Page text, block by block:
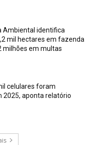
Ambiental identifica
mil hectares em fazenda
milhões em multas
celulares foram
2025, aponta relatório